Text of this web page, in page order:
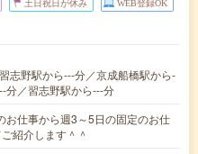
土日祝日が休み WEB登録OK
志野駅から---分／京成船橋駅から-
分／習志野駅から---分
お仕事から週3～5日の固定のお仕
紹介します＾＾